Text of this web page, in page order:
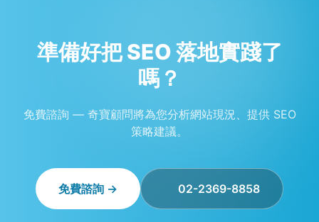
準備好把 SEO 落地實踐了
嗎？
免費諮詢 — 奇寶顧問將為您分析網站現況、提供 SEO
策略建議。
免費諮詢 → 02-2369-8858